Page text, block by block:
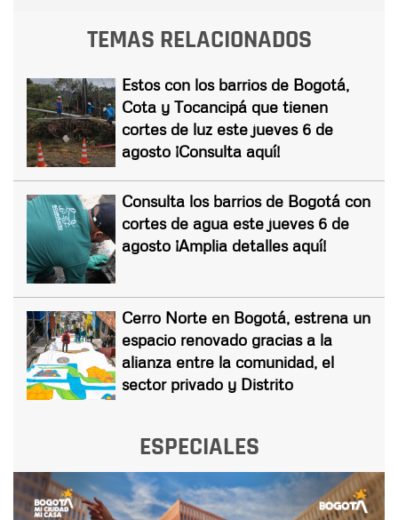
TEMAS RELACIONADOS
Estos con los barrios de Bogotá,
Cota y Tocancipá que tienen
cortes de luz este jueves 6 de
agosto ¡Consulta aquí!
Consulta los barrios de Bogotá con
cortes de agua este jueves 6 de
agosto ¡Amplia detalles aquí!
Cerro Norte en Bogotá, estrena un
espacio renovado gracias a la
alianza entre la comunidad, el
sector privado y Distrito
ESPECIALES